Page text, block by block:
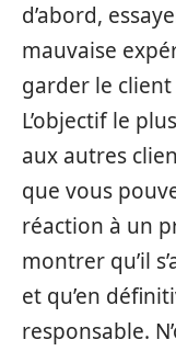
d’abord,
mauvaise
garder le
L’objectif le
aux autres
que vous
réaction à un
montrer qu’il
et qu’en
responsable.